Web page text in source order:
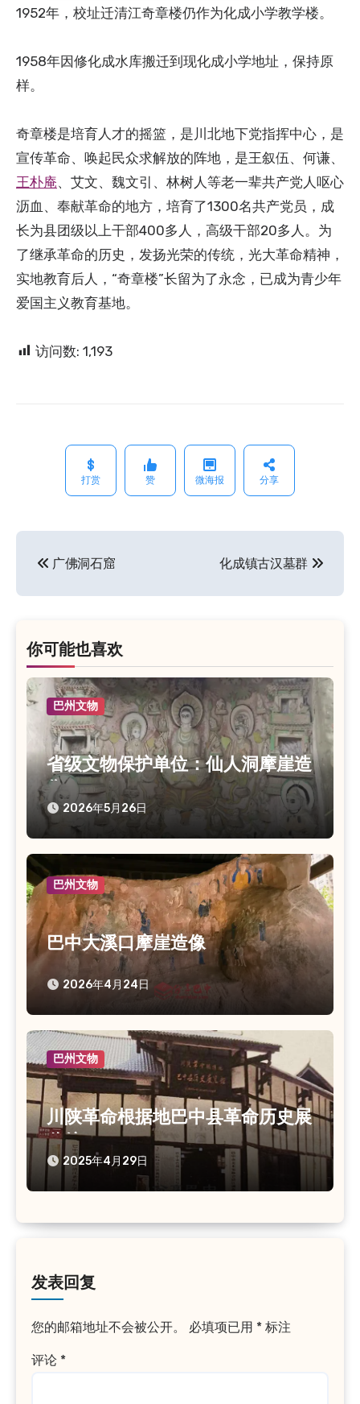
1952年，校址迁清江奇章楼仍作为化成小学教学楼。
1958年因修化成水库搬迁到现化成小学地址，保持原
样。
奇章楼是培育人才的摇篮，是川北地下党指挥中心，是
宣传革命、唤起民众求解放的阵地，是王叙伍、何谦、
王朴庵、艾文、魏文引、林树人等老一辈共产党人呕心
沥血、奉献革命的地方，培育了1300名共产党员，成
长为县团级以上干部400多人，高级干部20多人。为
了继承革命的历史，发扬光荣的传统，光大革命精神，
实地教育后人，“奇章楼”长留为了永念，已成为青少年
爱国主义教育基地。
访问数: 1,193
打赏 赞 微海报 分享
文
章
航
广佛洞石窟 化成镇古汉墓群
你可能也喜欢
巴州文物
省级文物保护单位：仙人洞摩崖造
像
2026年5月26日
巴州文物
巴中大溪口摩崖造像
2026年4月24日
巴州文物
川陕革命根据地巴中县革命历史展
览馆
2025年4月29日
发表回复
您的邮箱地址不会被公开。 必填项已用 * 标注
评论 *